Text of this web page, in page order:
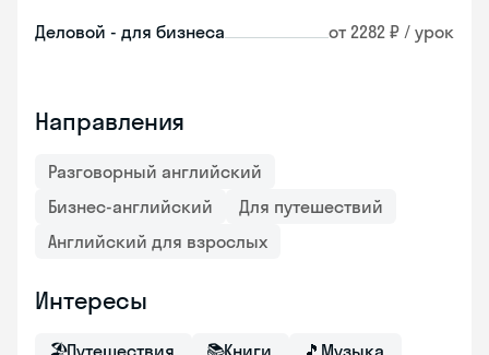
Деловой - для бизнеса от 2282 ₽ / урок
Направления
Разговорный английский
Бизнес-английский
Для путешествий
Английский для взрослых
Интересы
🏖Путешествия 📚Книги 🎵 Музыка